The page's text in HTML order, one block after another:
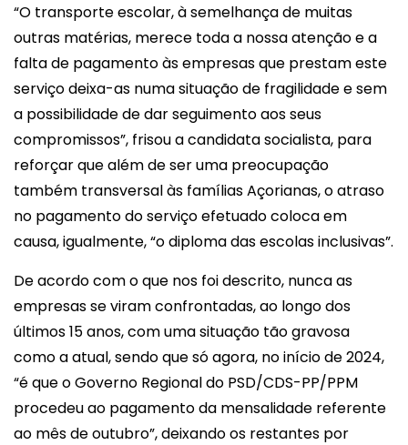
“O transporte escolar, à semelhança de muitas
outras matérias, merece toda a nossa atenção e a
falta de pagamento às empresas que prestam este
serviço deixa-as numa situação de fragilidade e sem
a possibilidade de dar seguimento aos seus
compromissos”, frisou a candidata socialista, para
reforçar que além de ser uma preocupação
também transversal às famílias Açorianas, o atraso
no pagamento do serviço efetuado coloca em
causa, igualmente, “o diploma das escolas inclusivas”.
De acordo com o que nos foi descrito, nunca as
empresas se viram confrontadas, ao longo dos
últimos 15 anos, com uma situação tão gravosa
como a atual, sendo que só agora, no início de 2024,
“é que o Governo Regional do PSD/CDS-PP/PPM
procedeu ao pagamento da mensalidade referente
ao mês de outubro”, deixando os restantes por